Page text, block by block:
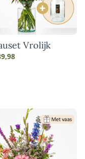
Vrolijk